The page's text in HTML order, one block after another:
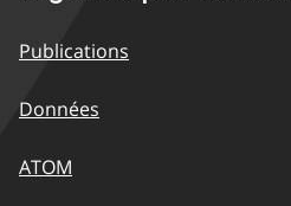
Publications
Données
ATOM